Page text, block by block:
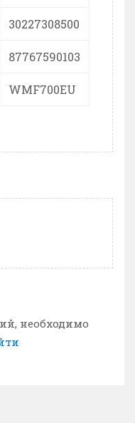
30227308500
87767590103
WMF700EU
необходимо